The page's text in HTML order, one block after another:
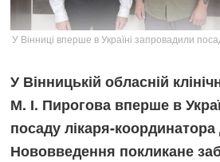
У Вінниці вперше в Україні запровадили
У Вінницькій обласній
М. І. Пирогова вперше в
посаду лікаря-координатора
Нововведення покликане